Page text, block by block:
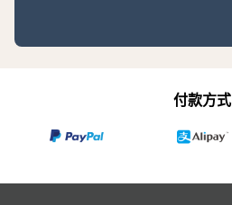
付款方式